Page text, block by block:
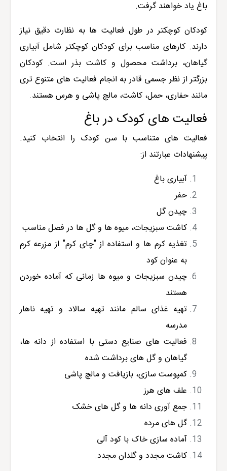
باغ یاد خواهند گرفت.
کودکان کوچکتر در طول فعالیت ها به نظارت دقیق نیاز
دارند. کارهای مناسب برای کودکان کوچکتر شامل آبیاری
گیاهان، برداشت محصول و کاشت بذر است. کودکان
بزرگتر از نظر جسمی قادر به انجام فعالیت های متنوع تری
مانند حفاری، حمل، کاشت، مالچ پاشی و هرس هستند.
فعالیت های کودک در باغ
فعالیت های متناسب با سن کودک را انتخاب کنید.
پیشنهادات عبارتند از:
آبیاری باغ
حفر
چیدن گل
کاشت سبزیجات، میوه ها و گل ها در فصل مناسب
تغذیه کرم ها و استفاده از "چای کرم" از مزرعه کرم
به عنوان کود
چیدن سبزیجات و میوه ها زمانی که آماده خوردن
هستند
تهیه غذای سالم مانند تهیه سالاد و تهیه ناهار
مدرسه
فعالیت های صنایع دستی با استفاده از دانه ها،
گیاهان و گل های برداشت شده
کمپوست سازی، بازیافت و مالچ پاشی
علف های هرز
جمع آوری دانه ها و گل های خشک
گل های مرده
آماده سازی خاک با کود آلی
کاشت مجدد و گلدان مجدد.